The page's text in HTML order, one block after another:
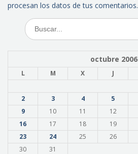
procesan los datos de tus comentarios.
Buscar:
octubre 2006
L M X J
2
3 4 5
9
10 11 12
16
17 18 19
23
24 25 26
30
31